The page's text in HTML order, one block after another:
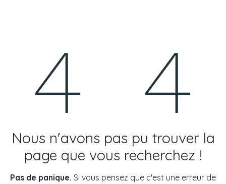
Erreur 404
Nous n'avons pas pu trouver la
page que vous recherchez !
Pas de panique. Si vous pensez que c'est une erreur de